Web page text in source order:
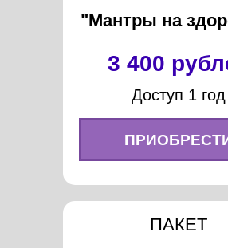
"Мантры на
3 400
ПАКЕТ
Доступ 1 год